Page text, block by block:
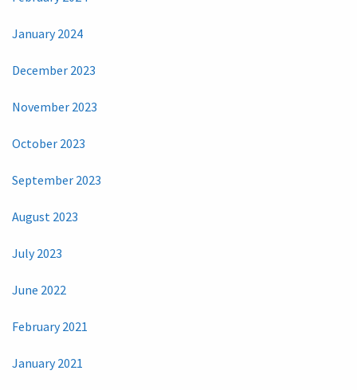
January 2024
December 2023
November 2023
October 2023
September 2023
August 2023
July 2023
June 2022
February 2021
January 2021